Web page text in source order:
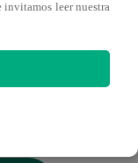
invitamos leer nuestra